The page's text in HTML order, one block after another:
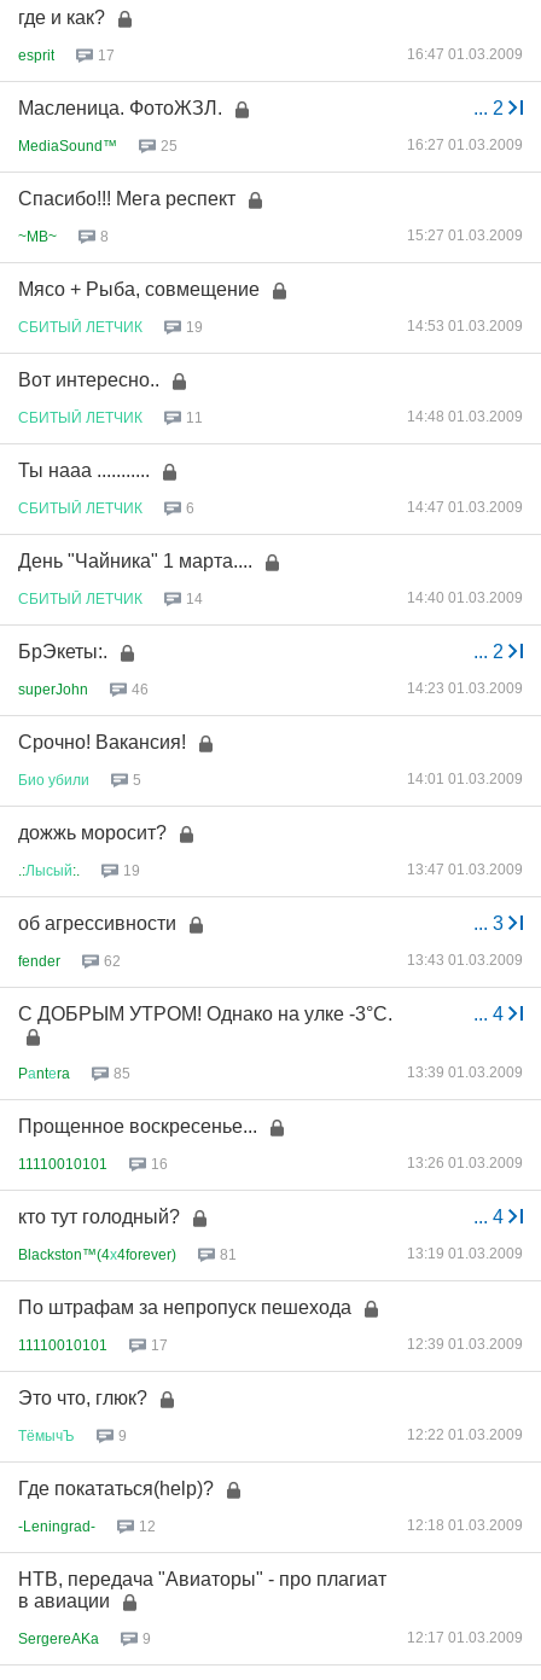
где и как?
esprit 17 16:47 01.03.2009
... 2
Масленица. ФотоЖЗЛ.
MediaSound™ 25 16:27 01.03.2009
Спасибо!!! Мега респект
~MB~ 8 15:27 01.03.2009
Мясо + Рыба, совмещение
СБИТЫЙ ЛЕТЧИК 19 14:53 01.03.2009
Вот интересно..
СБИТЫЙ ЛЕТЧИК 11 14:48 01.03.2009
Ты нааа ...........
СБИТЫЙ ЛЕТЧИК 6 14:47 01.03.2009
День "Чайника" 1 марта....
СБИТЫЙ ЛЕТЧИК 14 14:40 01.03.2009
... 2
БрЭкеты:.
superJohn 46 14:23 01.03.2009
Срочно! Вакансия!
Био убили 5 14:01 01.03.2009
дожжь моросит?
.:Лысый:. 19 13:47 01.03.2009
... 3
об агрессивности
fender 62 13:43 01.03.2009
... 4
С ДОБРЫМ УТРОМ! Однако на улке -3°C.
Pаntеra 85 13:39 01.03.2009
Прощенное воскресенье...
11110010101 16 13:26 01.03.2009
... 4
кто тут голодный?
Blackston™(4х4forever) 81 13:19 01.03.2009
По штрафам за непропуск пешехода
11110010101 17 12:39 01.03.2009
Это что, глюк?
ТёмычЪ 9 12:22 01.03.2009
Где покататься(help)?
-Leningrad- 12 12:18 01.03.2009
НТВ, передача "Авиаторы" - про плагиат
в авиации
SergereAKa 9 12:17 01.03.2009